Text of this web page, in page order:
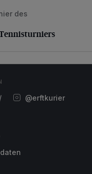
des
@erftkurier